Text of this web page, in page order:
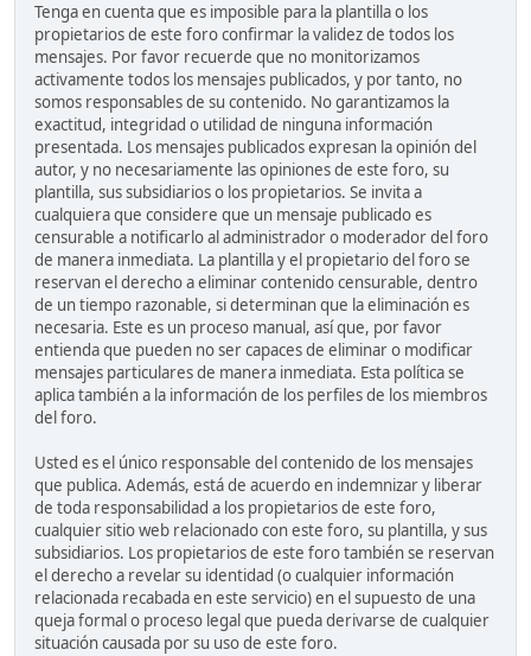
Tenga en cuenta que es imposible para la plantilla o los
propietarios de este foro confirmar la validez de todos los
mensajes. Por favor recuerde que no monitorizamos
activamente todos los mensajes publicados, y por tanto, no
somos responsables de su contenido. No garantizamos la
exactitud, integridad o utilidad de ninguna información
presentada. Los mensajes publicados expresan la opinión del
autor, y no necesariamente las opiniones de este foro, su
plantilla, sus subsidiarios o los propietarios. Se invita a
cualquiera que considere que un mensaje publicado es
censurable a notificarlo al administrador o moderador del foro
de manera inmediata. La plantilla y el propietario del foro se
reservan el derecho a eliminar contenido censurable, dentro
de un tiempo razonable, si determinan que la eliminación es
necesaria. Este es un proceso manual, así que, por favor
entienda que pueden no ser capaces de eliminar o modificar
mensajes particulares de manera inmediata. Esta política se
aplica también a la información de los perfiles de los miembros
del foro.
Usted es el único responsable del contenido de los mensajes
que publica. Además, está de acuerdo en indemnizar y liberar
de toda responsabilidad a los propietarios de este foro,
cualquier sitio web relacionado con este foro, su plantilla, y sus
subsidiarios. Los propietarios de este foro también se reservan
el derecho a revelar su identidad (o cualquier información
relacionada recabada en este servicio) en el supuesto de una
queja formal o proceso legal que pueda derivarse de cualquier
situación causada por su uso de este foro.